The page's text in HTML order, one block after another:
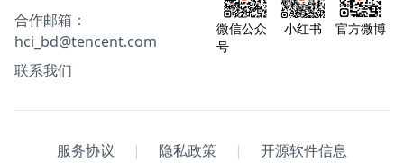
合作邮箱：
hci_bd@tencent.com
联系我们
微信公众
号
小红书 官方微博
服务协议 | 隐私政策 | 开源软件信息